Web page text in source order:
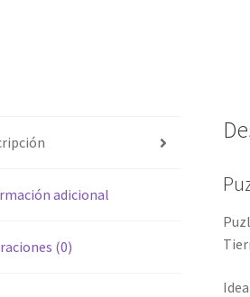
adicional
(0)